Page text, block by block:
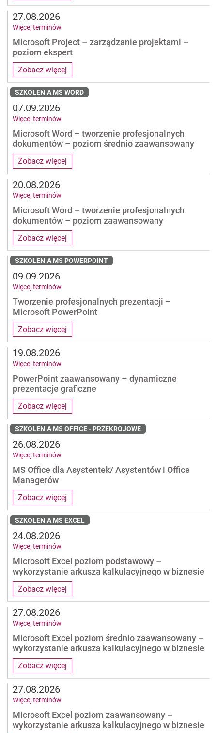
Zobacz więcej
Microsoft Project – zarządzanie projektami –
poziom ekspert
27.08.2026
Więcej terminów
SZKOLENIA MS WORD
Zobacz więcej
Microsoft Word – tworzenie profesjonalnych
dokumentów – poziom średnio zaawansowany
07.09.2026
Więcej terminów
Zobacz więcej
Microsoft Word – tworzenie profesjonalnych
dokumentów – poziom zaawansowany
20.08.2026
Więcej terminów
SZKOLENIA MS POWERPOINT
Zobacz więcej
Tworzenie profesjonalnych prezentacji –
Microsoft PowerPoint
09.09.2026
Więcej terminów
Zobacz więcej
PowerPoint zaawansowany – dynamiczne
prezentacje graficzne
19.08.2026
Więcej terminów
SZKOLENIA MS OFFICE - PRZEKROJOWE
Zobacz więcej
MS Office dla Asystentek/ Asystentów i Office
Managerów
26.08.2026
Więcej terminów
SZKOLENIA MS EXCEL
Zobacz więcej
Microsoft Excel poziom podstawowy –
wykorzystanie arkusza kalkulacyjnego w biznesie
24.08.2026
Więcej terminów
Zobacz więcej
Microsoft Excel poziom średnio zaawansowany –
wykorzystanie arkusza kalkulacyjnego w biznesie
27.08.2026
Więcej terminów
Microsoft Excel poziom zaawansowany –
wykorzystanie arkusza kalkulacyjnego w biznesie
27.08.2026
Więcej terminów